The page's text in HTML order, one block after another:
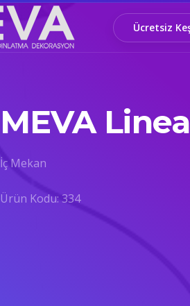
Ücretsiz
MEVA
İç Mekan
Ürün Kodu: 334